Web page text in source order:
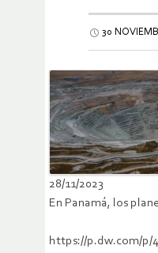
30
28/11/2023
En Panamá, los
https://p.dw.com/p/